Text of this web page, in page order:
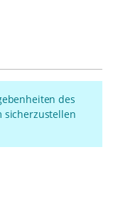
des
sicherzustellen